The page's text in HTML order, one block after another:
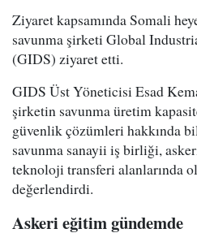
Ziyaret kapsamında Somali
savunma şirketi Global
(GIDS) ziyaret etti.
GIDS Üst Yöneticisi Esad
şirketin savunma üretim
güvenlik çözümleri hakkında
savunma sanayii iş birliği,
teknoloji transferi alanlarında
değerlendirdi.
Askeri eğitim gündemde